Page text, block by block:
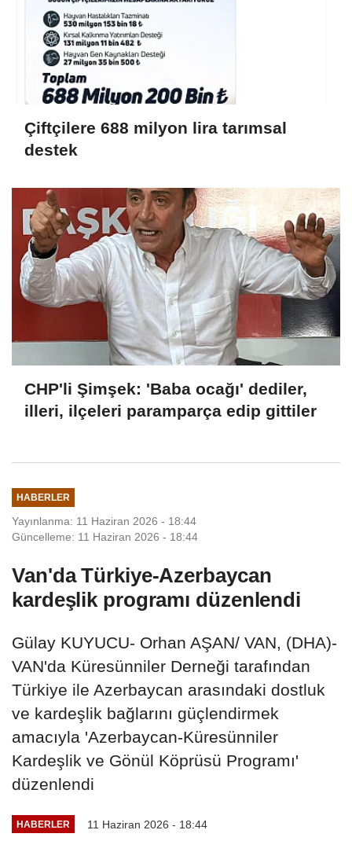
Çiftçilere 688 milyon lira tarımsal
destek
CHP'li Şimşek: 'Baba ocağı' dediler,
illeri, ilçeleri paramparça edip gittiler
HABERLER
Yayınlanma: 11 Haziran 2026 - 18:44
Güncelleme: 11 Haziran 2026 - 18:44
Van'da Türkiye-Azerbaycan
kardeşlik programı düzenlendi
Gülay KUYUCU- Orhan AŞAN/ VAN, (DHA)-
VAN'da Küresünniler Derneği tarafından
Türkiye ile Azerbaycan arasındaki dostluk
ve kardeşlik bağlarını güçlendirmek
amacıyla 'Azerbaycan-Küresünniler
Kardeşlik ve Gönül Köprüsü Programı'
düzenlendi
HABERLER 11 Haziran 2026 - 18:44